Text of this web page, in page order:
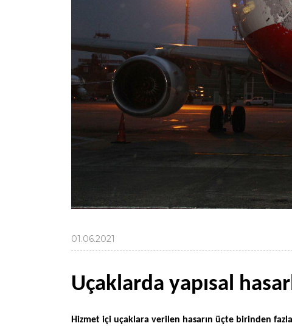
01.06.2021
Uçaklarda yapısal
Hizmet içi uçaklara verilen hasarın üçte birinden